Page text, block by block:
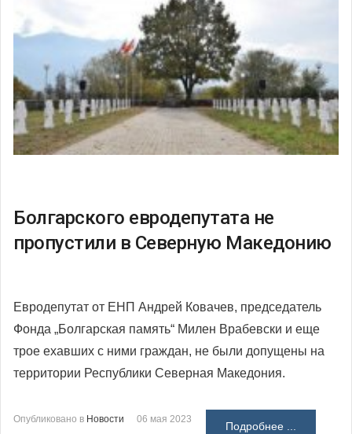
Болгарского евродепутата не
пропустили в Северную Македонию
Евродепутат от ЕНП Андрей Ковачев, председатель
Фонда „Болгарская память“ Милен Врабевски и еще
трое ехавших с ними граждан, не были допущены на
территории Республики Северная Македония.
Опубликовано в Новости 06 мая 2023
Подробнее ...